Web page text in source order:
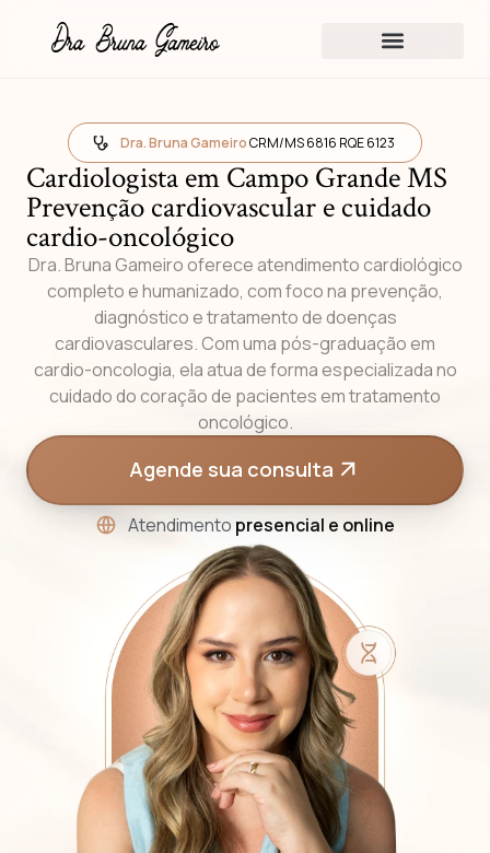
Dra. Bruna GameiroCRM/MS 6816 RQE 6123
Cardiologista em Campo Grande MS
Prevenção cardiovascular e cuidado
cardio-oncológico
Dra. Bruna Gameiro oferece atendimento cardiológico
completo e humanizado, com foco na prevenção,
diagnóstico e tratamento de doenças
cardiovasculares. Com uma pós-graduação em
cardio-oncologia, ela atua de forma especializada no
cuidado do coração de pacientes em tratamento
oncológico.
Agende sua consulta
Atendimento presencial e online